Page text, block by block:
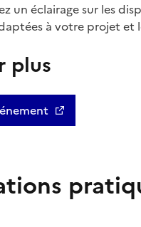
un éclairage sur les
à votre projet et
plus